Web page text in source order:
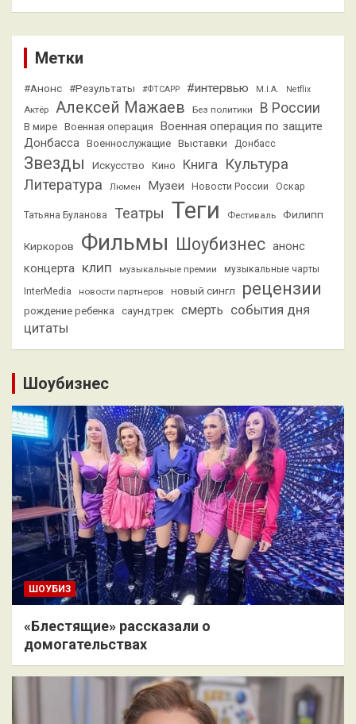
Метки
#Анонс #Результаты #ФТСАРР #интервью M.I.A. Netflix
Актёр Алексей Мажаев Без политики В России
В мире Военная операция
Военная операция по защите
Донбасса Военнослужащие Выставки Донбасс
Звезды Искусство Кино Книга Культура
Литература Люмен Музеи Новости России Оскар
Татьяна Буланова Театры Теги Фестиваль Филипп
Киркоров Фильмы Шоубизнес анонс
концерта клип музыкальные премии
музыкальные чарты
InterMedia
новости партнеров новый сингл рецензии
рождение ребенка саундтрек смерть события дня
цитаты
Шоубизнес
ШОУБИЗ
«Блестящие» рассказали о
домогательствах